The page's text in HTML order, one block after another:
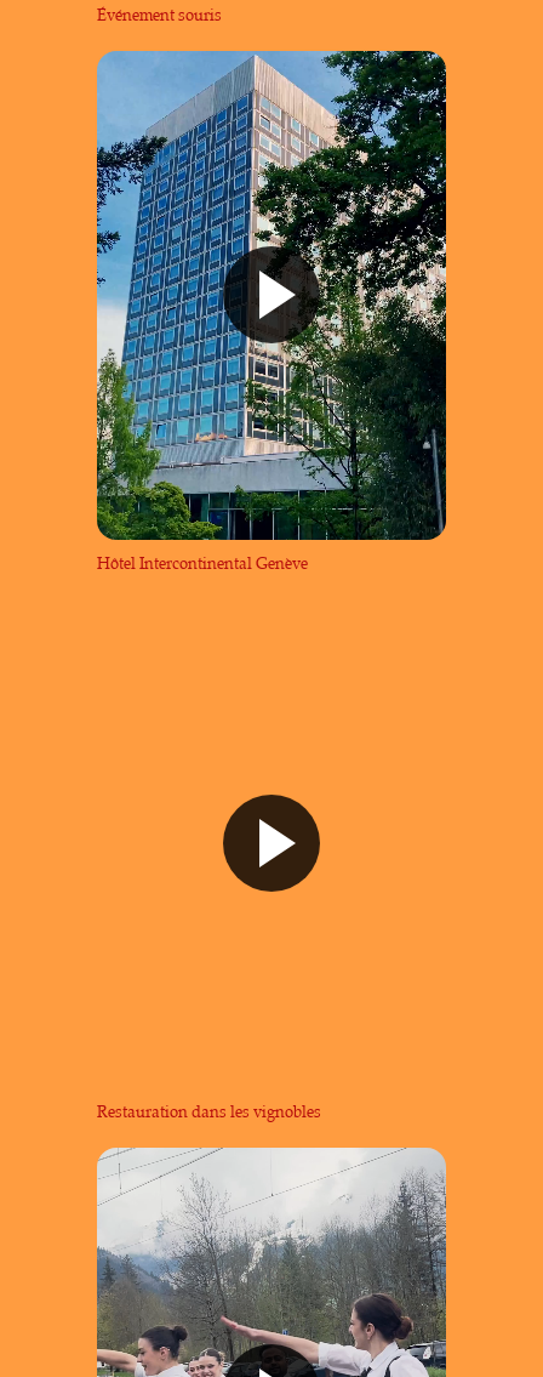
Événement souris
Hôtel Intercontinental Genève
Restauration dans les vignobles